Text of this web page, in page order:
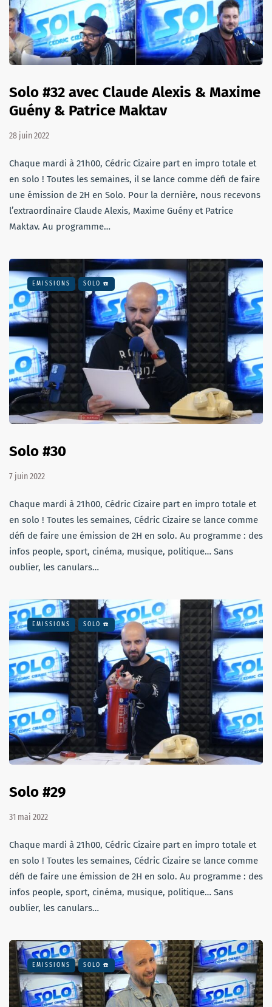
Solo #32 avec Claude Alexis & Maxime
Guény & Patrice Maktav
28 juin 2022
Chaque mardi à 21h00, Cédric Cizaire part en impro totale et
en solo ! Toutes les semaines, il se lance comme défi de faire
une émission de 2H en Solo. Pour la dernière, nous recevons
l’extraordinaire Claude Alexis, Maxime Guény et Patrice
Maktav. Au programme…
EMISSIONS SOLO ☎️
Solo #30
7 juin 2022
Chaque mardi à 21h00, Cédric Cizaire part en impro totale et
en solo ! Toutes les semaines, Cédric Cizaire se lance comme
défi de faire une émission de 2H en solo. Au programme : des
infos people, sport, cinéma, musique, politique… Sans
oublier, les canulars…
EMISSIONS SOLO ☎️
Solo #29
31 mai 2022
Chaque mardi à 21h00, Cédric Cizaire part en impro totale et
en solo ! Toutes les semaines, Cédric Cizaire se lance comme
défi de faire une émission de 2H en solo. Au programme : des
infos people, sport, cinéma, musique, politique… Sans
oublier, les canulars…
EMISSIONS SOLO ☎️